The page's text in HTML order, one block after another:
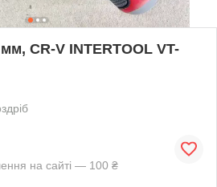
CR-V INTERTOOL VT-
на сайті — 100 ₴